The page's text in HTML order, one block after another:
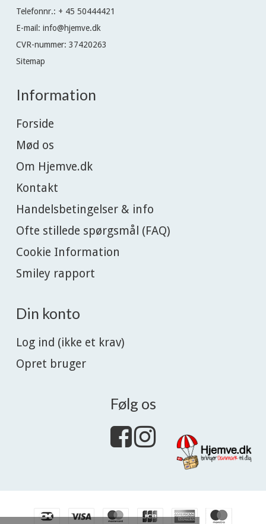
Telefonnr.: + 45 50444421
E-mail: info@hjemve.dk
CVR-nummer: 37420263
Sitemap
Information
Forside
Mød os
Om Hjemve.dk
Kontakt
Handelsbetingelser & info
Ofte stillede spørgsmål (FAQ)
Cookie Information
Smiley rapport
Din konto
Log ind (ikke et krav)
Opret bruger
Følg os